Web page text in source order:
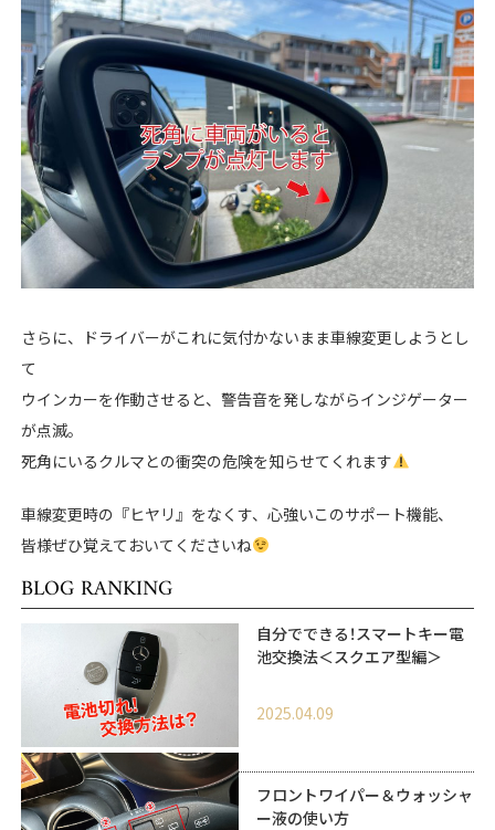
さらに、ドライバーがこれに気付かないまま車線変更しようとし
て
ウインカーを作動させると、警告音を発しながらインジゲーター
が点滅。
死角にいるクルマとの衝突の危険を知らせてくれます
車線変更時の『ヒヤリ』をなくす、心強いこのサポート機能、
皆様ぜひ覚えておいてくださいね
BLOG RANKING
自分でできる！スマートキー電
池交換法＜スクエア型編＞
2025.04.09
フロントワイパー＆ウォッシャ
ー液の使い方